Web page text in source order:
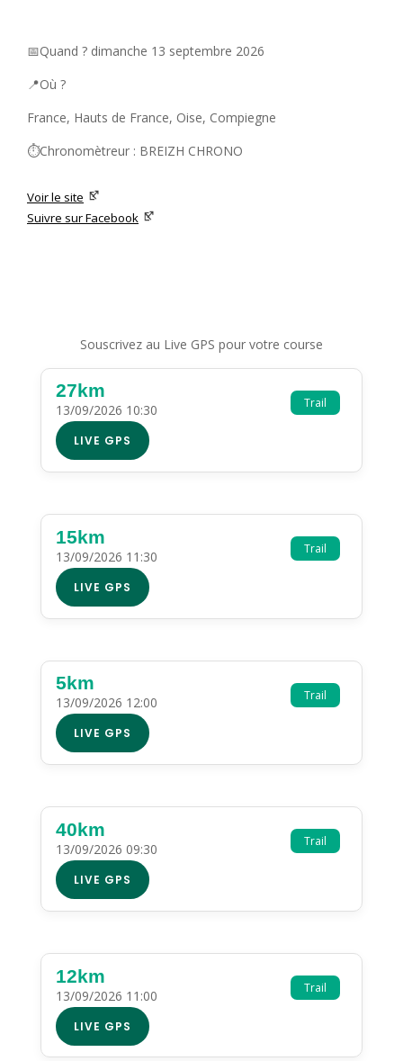
📅Quand ? dimanche 13 septembre 2026
📍Où ?
France, Hauts de France, Oise, Compiegne
⏱️Chronomètreur : BREIZH CHRONO
Voir le site
Suivre sur Facebook
Souscrivez au Live GPS pour votre course
Trail
27km
13/09/2026 10:30
LIVE GPS
Trail
15km
13/09/2026 11:30
LIVE GPS
Trail
5km
13/09/2026 12:00
LIVE GPS
Trail
40km
13/09/2026 09:30
LIVE GPS
Trail
12km
13/09/2026 11:00
LIVE GPS